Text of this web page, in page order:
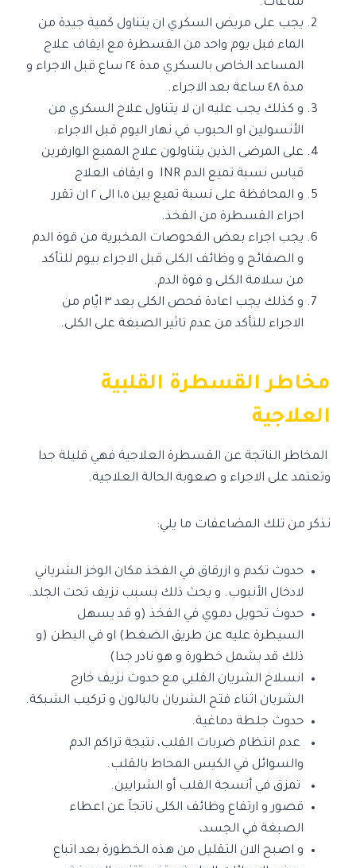
يجب على مريض السكري ان يتناول كمية جيدة من
الماء فبل يوم واحد من القسطرة مع ايقاف علاج
المساعد الخاص بالسكري مدة ٢٤ ساع قبل الاجراء و
مدة ٤٨ ساعة بعد الاجراء.
و كذلك يجب عليه ان لا يتناول علاج السكري من
الأنسولين او الحبوب في نهار اليوم قبل الاجراء.
على المرضى الذين يتناولون علاج المميع الوارفرين
قياس نسبة تميع الدم INR و ايقاف العلاج
و المحافظة على نسبة تميع بين ١،٥ الى ٢ ان تقرر
اجراء القسطرة من الفخذ.
يجب اجراء بعض الفحوصات المخبرية من قوة الدم
و الصفائح و وظائف الكلى قبل الاجراء بيوم للتأكد
من سلامة الكلى و قوة الدم.
و كذلك يجب اعادة فحص الكلى بعد ٣ ايّام من
الاجراء للتأكد من عدم تاثير الصبغة على الكلى.
مخاطر القسطرة القلبية
العلاجية
المخاطر الناتجة عن القسطرة العلاجية فهي قليلة جدا
وتعتمد على الاجراء و صعوبة الحالة العلاجية.
نذكر من تلك المضاعفات ما يلي:
حدوث تكدم و ازرقاق في الفخذ مكان الوخز الشرياني
لادخال الأنبوب. و يحث ذلك بسبب نزيف تحت الجلد.
حدوث تحويل دموي في الفخذ (و قد يسهل
السيطرة عليه عن طريق الضغط) او في البطن (و
ذلك قد يشمل خطورة و هو نادر جدا)
انسلاخ الشريان القلبي مع حدوث نزيف خارج
الشريان اثناء فتح الشريان بالبالون و تركيب الشبكة.
حدوث جلطة دماغية.
عدم انتظام ضربات القلب، نتيجة تراكم الدم
والسوائل في الكيس المحاط بالقلب.
تمزق في أنسجة القلب أو الشرايين.
قصور و ارتفاع وظائف الكلى ناتجاً عن اعطاء
الصبغة في الجسد،
و اصبح الان التقليل من هذه الخطورة بعد اتباع